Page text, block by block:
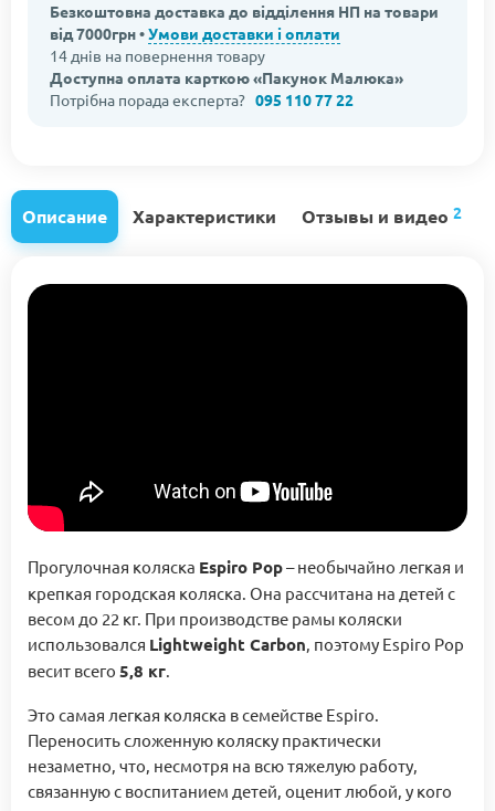
Безкоштовна доставка до відділення НП на товари
від 7000грн •Умови доставки і оплати
14 днів на повернення товару
Доступна оплата карткою «Пакунок Малюка»
Потрібна порада експерта? 095 110 77 22
Описание Характеристики Отзывы и видео 2
Прогулочная коляска Espiro Pop– необычайно легкая и
крепкая городская коляска. Она рассчитана на детей с
весом до 22 кг. При производстве рамы коляски
использовался Lightweight Carbon, поэтому Espiro Pop
весит всего 5,8 кг.
Это самая легкая коляска в семействе Espiro.
Переносить сложенную коляску практически
незаметно, что, несмотря на всю тяжелую работу,
связанную с воспитанием детей, оценит любой, у кого